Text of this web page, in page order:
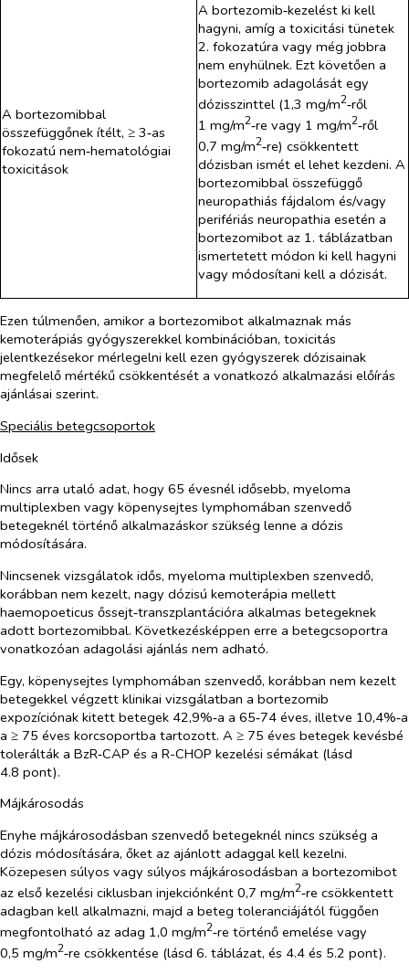
A bortezomibbal
összefüggőnek ítélt, ≥ 3‑as
fokozatú nem‑hematológiai
toxicitások
A bortezomib‑kezelést ki kell
hagyni, amíg a toxicitási tünetek
2. fokozatúra vagy még jobbra
nem enyhülnek. Ezt követően a
bortezomib adagolását egy
dózisszinttel (1,3 mg/m2‑ről
1 mg/m2‑re vagy 1 mg/m2‑ről
0,7 mg/m2‑re) csökkentett
dózisban ismét el lehet kezdeni. A
bortezomibbal összefüggő
neuropathiás fájdalom és/vagy
perifériás neuropathia esetén a
bortezomibot az 1. táblázatban
ismertetett módon ki kell hagyni
vagy módosítani kell a dózisát.
Ezen túlmenően, amikor a bortezomibot alkalmaznak más
kemoterápiás gyógyszerekkel kombinációban, toxicitás
jelentkezésekor mérlegelni kell ezen gyógyszerek dózisainak
megfelelő mértékű csökkentését a vonatkozó alkalmazási előírás
ajánlásai szerint.
Speciális betegcsoportok
Idősek
Nincs arra utaló adat, hogy 65 évesnél idősebb, myeloma
multiplexben vagy köpenysejtes lymphomában szenvedő
betegeknél történő alkalmazáskor szükség lenne a dózis
módosítására.
Nincsenek vizsgálatok idős, myeloma multiplexben szenvedő,
korábban nem kezelt, nagy dózisú kemoterápia mellett
haemopoeticus őssejt‑transzplantációra alkalmas betegeknek
adott bortezomibbal. Következésképpen erre a betegcsoportra
vonatkozóan adagolási ajánlás nem adható.
Egy, köpenysejtes lymphomában szenvedő, korábban nem kezelt
betegekkel végzett klinikai vizsgálatban a bortezomib
expozíciónak kitett betegek 42,9%‑a a 65‑74 éves, illetve 10,4%‑a
a ≥ 75 éves korcsoportba tartozott. A ≥ 75 éves betegek kevésbé
tolerálták a BzR‑CAP és a R-CHOP kezelési sémákat (lásd
4.8 pont).
Májkárosodás
Enyhe májkárosodásban szenvedő betegeknél nincs szükség a
dózis módosítására, őket az ajánlott adaggal kell kezelni.
Közepesen súlyos vagy súlyos májkárosodásban a bortezomibot
az első kezelési ciklusban injekciónként 0,7 mg/m2‑re csökkentett
adagban kell alkalmazni, majd a beteg toleranciájától függően
megfontolható az adag 1,0 mg/m2‑re történő emelése vagy
0,5 mg/m2‑re csökkentése (lásd 6. táblázat, és 4.4 és 5.2 pont).